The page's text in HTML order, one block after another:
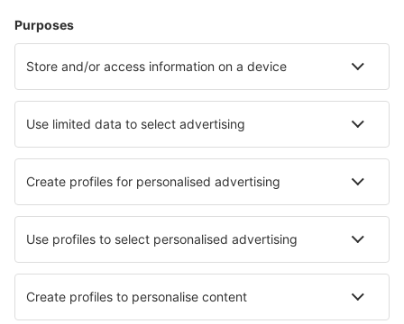
Vilhelmina Airport (VHM)
Visby Airport (VBY)
Estocolmo
Vaxjo Airport (VXO)